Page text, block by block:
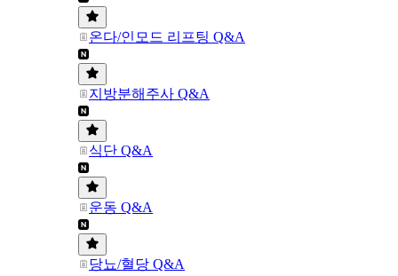
온다/인모드 리프팅 Q&A
지방분해주사 Q&A
식단 Q&A
운동 Q&A
당뇨/혈당 Q&A